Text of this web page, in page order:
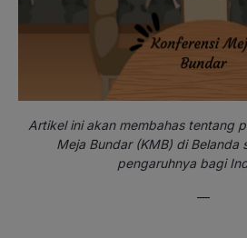
Artikel ini akan membahas tentang
Meja Bundar (KMB) di Belanda
pengaruhnya bagi
—